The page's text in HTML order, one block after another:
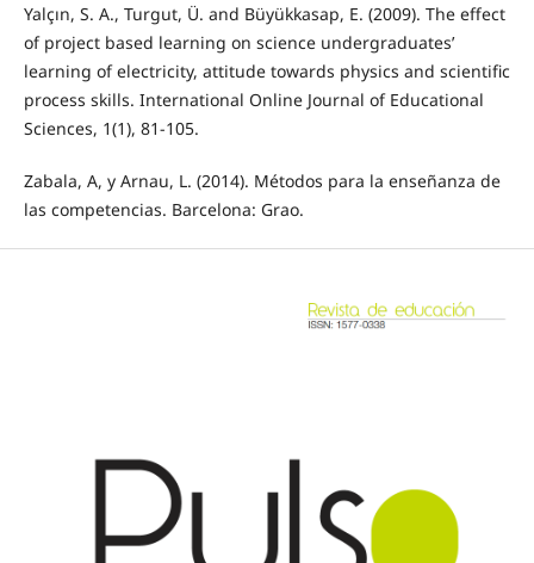
Yalçın, S. A., Turgut, Ü. and Büyükkasap, E. (2009). The effect
of project based learning on science undergraduates’
learning of electricity, attitude towards physics and scientific
process skills. International Online Journal of Educational
Sciences, 1(1), 81-105.
Zabala, A, y Arnau, L. (2014). Métodos para la enseñanza de
las competencias. Barcelona: Grao.